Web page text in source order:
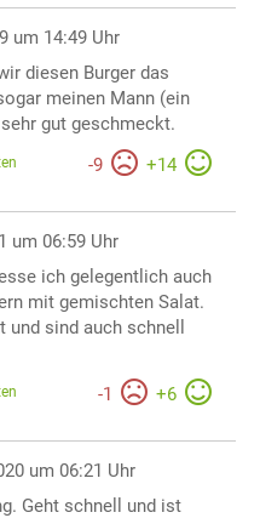
um 14:49 Uhr
diesen Burger das
meinen Mann (ein
gut geschmeckt.
-9 +14
um 06:59 Uhr
ich gelegentlich auch
mit gemischten Salat.
sind auch schnell
-1 +6
um 06:21 Uhr
Geht schnell und ist